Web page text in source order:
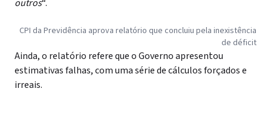
outros“.
CPI da Previdência aprova relatório que concluiu pela inexistência
de déficit
Ainda, o relatório refere que o Governo apresentou
estimativas falhas, com uma série de cálculos forçados e
irreais.